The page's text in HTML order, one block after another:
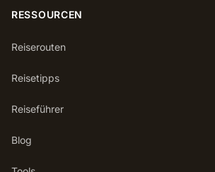
RESSOURCEN
Reiserouten
Reisetipps
Reiseführer
Blog